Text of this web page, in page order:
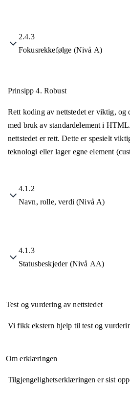
2.4.3
Fokusrekkefølge (Nivå A)
Prinsipp 4. Robust
Rett koding av nettstedet er viktig, og
med bruk av standardelement i
nettstedet er rett. Dette er spesielt
teknologi eller lager egne element
4.1.2
Navn, rolle, verdi (Nivå A)
4.1.3
Statusbeskjeder (Nivå AA)
Test og vurdering av nettstedet
Vi fikk ekstern hjelp til test og
Om erklæringen
Tilgjengelighetserklæringen er sist